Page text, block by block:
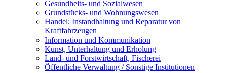
Gesundheits- und Sozialwesen
Grundstücks- und Wohnungswesen
Handel; Instandhaltung und Reparatur von
Kraftfahrzeugen
Information und Kommunikation
Kunst, Unterhaltung und Erholung
Land- und Forstwirtschaft, Fischerei
Öffentliche Verwaltung / Sonstige Institutionen